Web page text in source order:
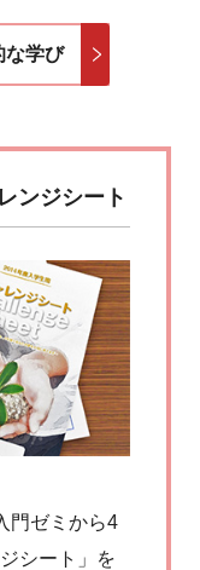
な学び
ンジシート
門ゼミから4
シート」を